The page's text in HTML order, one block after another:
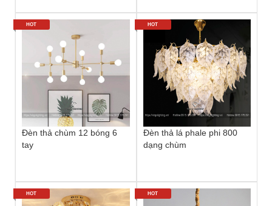
Đèn thả chùm 12 bóng 6
tay
HOT
Đèn thả lá phale phi 800
dạng chùm
HOT
HOT HOT